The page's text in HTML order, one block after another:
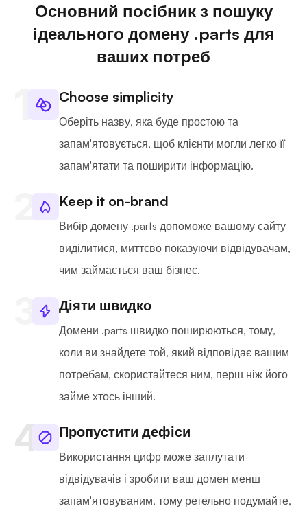
Основний посібник з пошуку
ідеального домену .parts для
ваших потреб
Choose simplicity
Оберіть назву, яка буде простою та
запам'ятовується, щоб клієнти могли легко її
запам'ятати та поширити інформацію.
Keep it on-brand
Вибір домену .parts допоможе вашому сайту
виділитися, миттєво показуючи відвідувачам,
чим займається ваш бізнес.
Діяти швидко
Домени .parts швидко поширюються, тому,
коли ви знайдете той, який відповідає вашим
потребам, скористайтеся ним, перш ніж його
займе хтось інший.
Пропустити дефіси
Використання цифр може заплутати
відвідувачів і зробити ваш домен менш
запам'ятовуваним, тому ретельно подумайте,